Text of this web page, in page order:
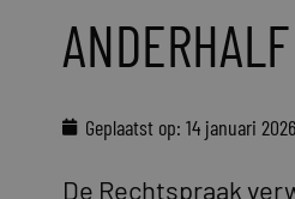
Geplaatst op: 14 januari 2026
De Rechtspraak